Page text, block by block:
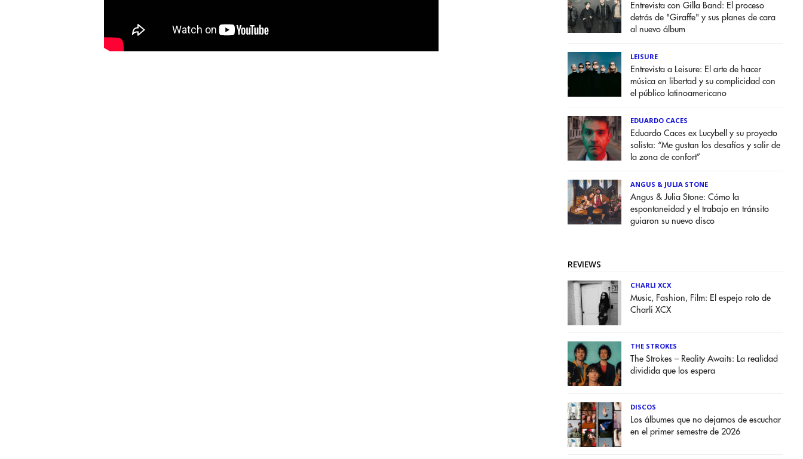
Entrevista con Gilla Band: El proceso
detrás de "Giraffe" y sus planes de cara
al nuevo álbum
LEISURE
Entrevista a Leisure: El arte de hacer
música en libertad y su complicidad con
el público latinoamericano
EDUARDO CACES
Eduardo Caces ex Lucybell y su proyecto
solista: “Me gustan los desafíos y salir de
la zona de confort”
ANGUS & JULIA STONE
Angus & Julia Stone: Cómo la
espontaneidad y el trabajo en tránsito
guiaron su nuevo disco
REVIEWS
CHARLI XCX
Music, Fashion, Film: El espejo roto de
Charli XCX
THE STROKES
The Strokes – Reality Awaits: La realidad
dividida que los espera
DISCOS
Los álbumes que no dejamos de escuchar
en el primer semestre de 2026